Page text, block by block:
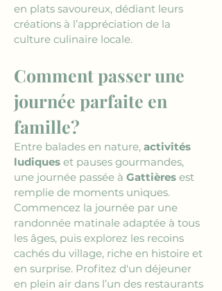
en plats savoureux, dédiant leurs
créations à l’appréciation de la
culture culinaire locale.
Comment passer une
journée parfaite en
famille?
Entre balades en nature, activités
ludiques et pauses gourmandes,
une journée passée à Gattières est
remplie de moments uniques.
Commencez la journée par une
randonnée matinale adaptée à tous
les âges, puis explorez les recoins
cachés du village, riche en histoire et
en surprise. Profitez d'un déjeuner
en plein air dans l’un des restaurants